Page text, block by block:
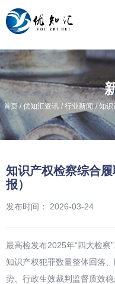
首页/ 优知汇资讯 /行业新闻 /知识
知识产权检察综合
报）
发布时间： 2026-03-24
最高检发布2025年“四大检
知识产权犯罪数量整体回落
势、行政生效裁判监督质效